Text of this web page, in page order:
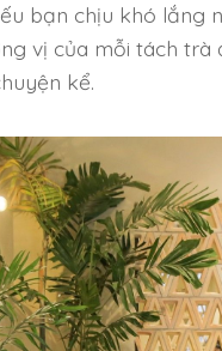
bạn chịu khó lắng
vị của mỗi tách trà
kể.